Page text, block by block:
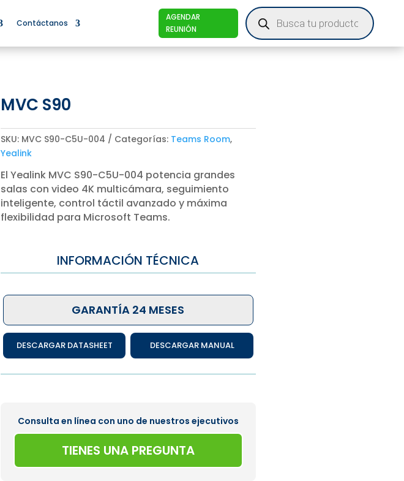
Contáctanos
AGENDAR
REUNIÓN
Products
search
MVC S90
SKU: MVC S90-C5U-004 Categorías: Teams Room,
Yealink
El Yealink MVC S90-C5U-004 potencia grandes
salas con video 4K multicámara, seguimiento
inteligente, control táctil avanzado y máxima
flexibilidad para Microsoft Teams.
INFORMACIÓN TÉCNICA
GARANTÍA 24 MESES
DESCARGAR DATASHEET DESCARGAR MANUAL
Consulta en línea con uno de nuestros ejecutivos
TIENES UNA PREGUNTA